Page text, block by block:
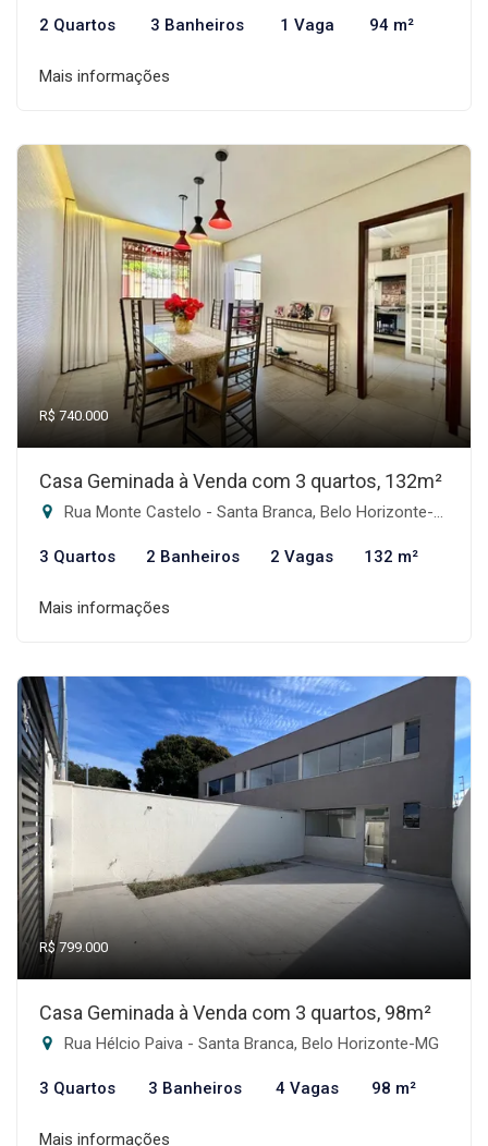
2 Quartos 3 Banheiros 1 Vaga 94 m²
Mais informações
R$ 740.000
Casa Geminada à Venda com 3 quartos, 132m²
Rua Monte Castelo - Santa Branca, Belo Horizonte-MG
3 Quartos 2 Banheiros 2 Vagas 132 m²
Mais informações
R$ 799.000
Casa Geminada à Venda com 3 quartos, 98m²
Rua Hélcio Paiva - Santa Branca, Belo Horizonte-MG
3 Quartos 3 Banheiros 4 Vagas 98 m²
Mais informações